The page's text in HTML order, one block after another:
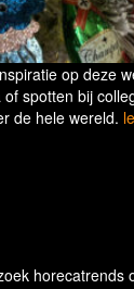
op deze
spotten bij
de hele wereld.
horecatrends